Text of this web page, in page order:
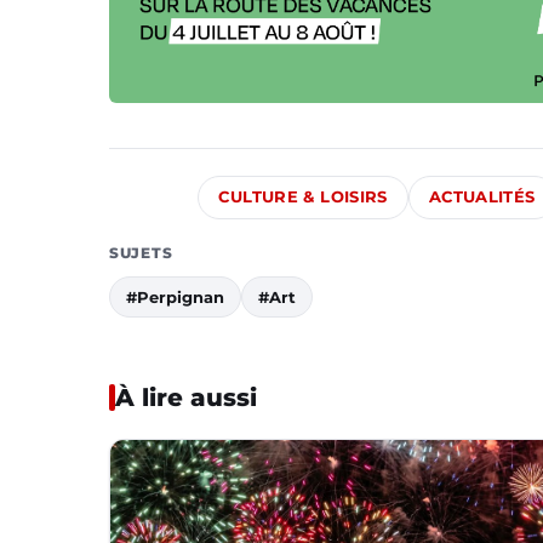
CULTURE & LOISIRS ACTUALITÉS
SUJETS
#Perpignan #Art
À lire aussi